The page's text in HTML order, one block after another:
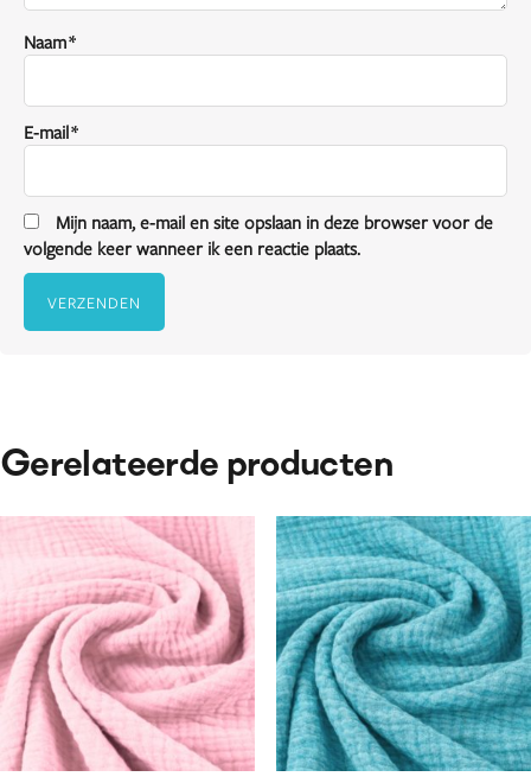
Naam*
E-mail*
Mijn naam, e-mail en site opslaan in deze browser voor de
volgende keer wanneer ik een reactie plaats.
Gerelateerde producten